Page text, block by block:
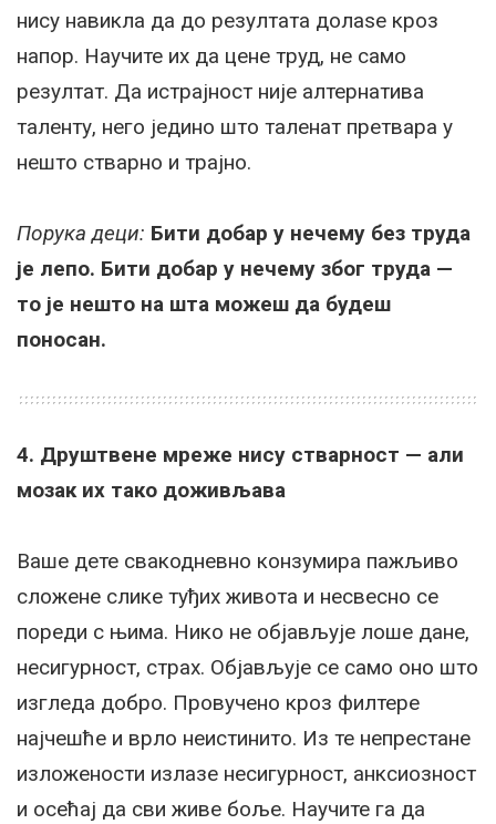
нису навикла да до резултата долаѕе кроз
напор. Научите их да цене труд, не само
резултат. Да истрајност није алтернатива
таленту, него једино што таленат претвара у
нешто стварно и трајно.
Порука деци: Бити добар у нечему без труда
је лепо. Бити добар у нечему због труда —
то је нешто на шта можеш да будеш
поносан.
4. Друштвене мреже нису стварност — али
мозак их тако доживљава
Ваше дете свакодневно конзумира пажљиво
сложене слике туђих живота и несвесно се
пореди с њима. Нико не објављује лоше дане,
несигурност, страх. Објављује се само оно што
изгледа добро. Провучено кроз филтере
најчешће и врло неистинито. Из те непрестане
изложености излазе несигурност, анксиозност
и осећај да сви живе боље. Научите га да